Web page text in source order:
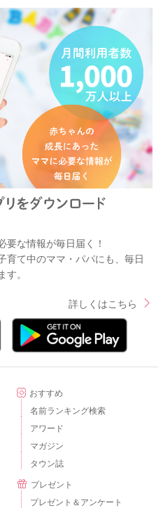
な情報が毎日届く！
育て中のママ・パパにも、毎日
。
詳しくはこちら
おすすめ
名前ランキング検索
アワード
マガジン
タウン誌
プレゼント
プレゼント＆アンケート